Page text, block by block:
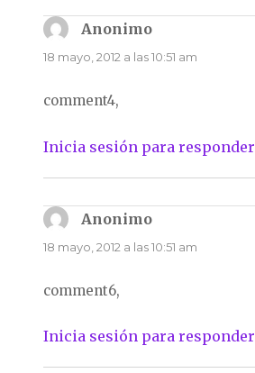
Anonimodice:
18 mayo, 2012 a las 10:51 am
comment4,
Inicia sesión para responder
Anonimodice:
18 mayo, 2012 a las 10:51 am
comment6,
Inicia sesión para responder